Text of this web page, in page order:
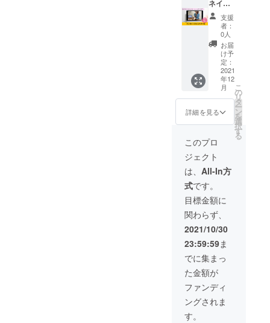
ラッ
シュ
Erfolg
（エア
フォル
ク）銀
座ー 東
京都中
央区銀
座7-13-
パイン
ビル7F
Ｇ、
フェノ
キシエ
タノー
ル、カ
ルボ
マー、
ＴＥ
Ａ、Ｅ
ＤＴＡ
－２Ｎ
ａ、ヒ
ドロキ
ピルト
リモニ
ウム、
アロエ
ベラ葉
エキ
ス、ユ
ズ果実
ス、
ショウ
ガ根エ
キス、
ワイル
ドタイ
ムエキ
ます。
お断り
させて
いただ
いた場
合にお
いても
返金は
いたし
かねま
す。
※HPの
制作後
から1年
間で
す。
リング
開始時
期を調
整させ
ていた
だく可
能性が
ありま
す。 ※
チラ
シ、サ
ンプリ
ング商
品はサ
ロンま
でご送
付願い
ます。
※詳細は
メール
にてお
伺いさ
せてい
ただき
ます。
※ネット
ワーク
販売や
企業イ
メージ
が相違
する場
す。 ネ
イルに
ついて
わから
ない方
でも、
お爪も
形や厚
さなど
も考慮
してご
提案さ
せてい
ただき
ます。
初回利
用日よ
り1年間
有効で
す。
※1ヶ月
に1回の
利用が
可能で
す。 ※
初回利
用は
2022年
10月末
までに
お願い
いたし
ネイル
スクー
ル】 こ
れから
開校す
る「多
くのお
客様か
ら選ん
でもら
えるよ
うなネ
イリス
ト」を
育成す
るネイ
ルス
クール
に入校
できま
す。 サ
ロン
ワーク
とビジ
ネスマ
ナーを
学べ、
ネイリ
ストと
して、
もしく
はネイ
支援
者：
0人
お届
け予
定：
2021
年12
月
詳細を見る
こ
の
リ
タ
ー
ン
を
選
択
す
る
このプロ
ジェクト
は、 All-In方
式です。
目標金額に
関わらず、
2021/10/30
23:59:59ま
でに集まっ
た金額が
ファンディ
ングされま
す。